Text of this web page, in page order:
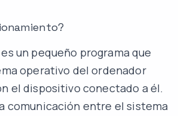
un pequeño programa que
operativo del ordenador
el dispositivo conectado a él.
comunicación entre el sistema